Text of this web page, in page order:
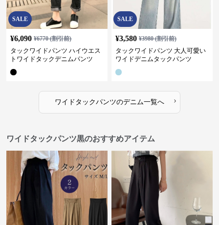
SALE
¥6,090 ¥6770(割引前)
タックワイドパンツ ハイウエス
トワイドタックデニムパンツ
SALE
¥3,580 ¥3980(割引前)
タックワイドパンツ 大人可愛い
ワイドデニムタックパンツ
ワイドタックパンツのデニム一覧へ ›
ワイドタックパンツ黒のおすすめアイテム